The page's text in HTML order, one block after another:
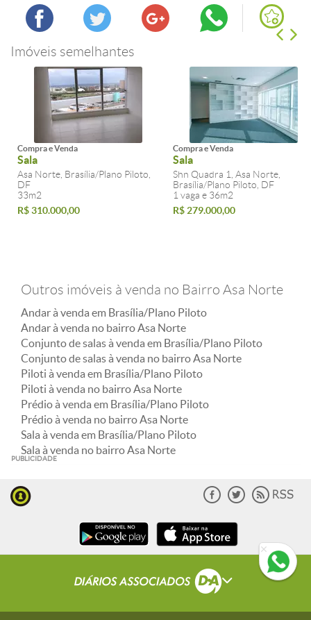
Imóveis semelhantes
Compra e Venda
Sala
Asa Norte, Brasília/Plano Piloto,
DF
33m2
R$ 310.000,00
Compra e Venda
Sala
Shn Quadra 1, Asa Norte,
Brasília/Plano Piloto, DF
1 vaga e 36m2
R$ 279.000,00
Outros imóveis à venda no Bairro Asa Norte
Andar à venda em Brasília/Plano Piloto
Andar à venda no bairro Asa Norte
Conjunto de salas à venda em Brasília/Plano Piloto
Conjunto de salas à venda no bairro Asa Norte
Piloti à venda em Brasília/Plano Piloto
Piloti à venda no bairro Asa Norte
Prédio à venda em Brasília/Plano Piloto
Prédio à venda no bairro Asa Norte
Sala à venda em Brasília/Plano Piloto
Sala à venda no bairro Asa Norte
PUBLICIDADE